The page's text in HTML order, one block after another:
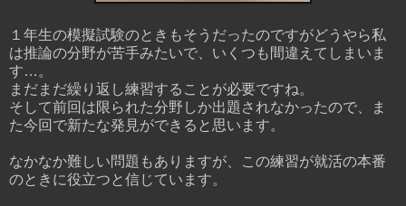
１年生の模擬試験のときもそうだったのですがどうやら私
は推論の分野が苦手みたいで、いくつも間違えてしまいま
す…。
まだまだ繰り返し練習することが必要ですね。
そして前回は限られた分野しか出題されなかったので、ま
た今回で新たな発見ができると思います。
なかなか難しい問題もありますが、この練習が就活の本番
のときに役立つと信じています。